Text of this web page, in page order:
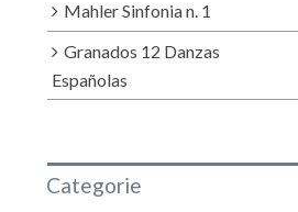
Mahler Sinfonia n. 1
Granados 12 Danzas
Españolas
Categorie